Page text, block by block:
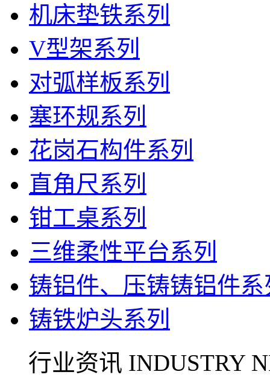
机床垫铁系列
V型架系列
对弧样板系列
塞环规系列
花岗石构件系列
直角尺系列
钳工桌系列
三维柔性平台系列
铸铝件、压铸铸铝件系
铸铁炉头系列
行业资讯 INDUSTRY